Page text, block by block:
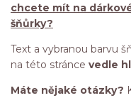
chcete mít na
šňůrky?
Text a vybranou barvu
na této stránce vedle
Máte nějaké otázky?